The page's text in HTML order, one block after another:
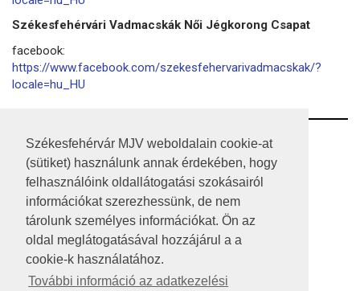
Székesfehérvár MJV weboldalain cookie-at
(sütiket) használunk annak érdekében, hogy
felhasználóink oldallátogatási szokásairól
információkat szerezhessünk, de nem
tárolunk személyes információkat. Ön az
oldal meglátogatásával hozzájárul a a
cookie-k használatához.
További információ az adatkezelési
Székesfehérvári Vadmacskák Női Jégkorong Csapat
facebook:
https://www.facebook.com/szekesfehervarivadmacskak/?
locale=hu_HU
RSS
A HONLAP 2017.03.31-I ÁLLAPOTA
JOGI NYILATKOZAT
IMPRESSZUM